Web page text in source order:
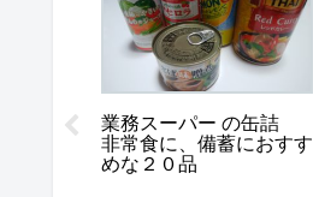
母の預
業務スーパー の缶詰
非常食に、備蓄におすす
めな２０品